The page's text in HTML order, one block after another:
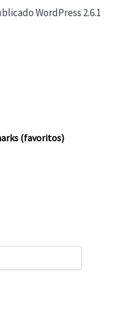
WordPress 2.6.1
(favoritos)